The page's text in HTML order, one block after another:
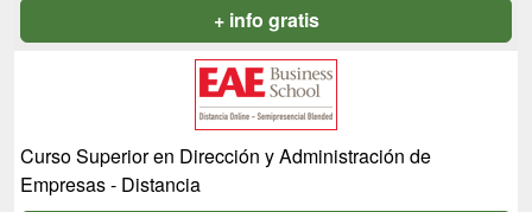
+ info gratis
Curso Superior en Dirección y Administración de
Empresas - Distancia